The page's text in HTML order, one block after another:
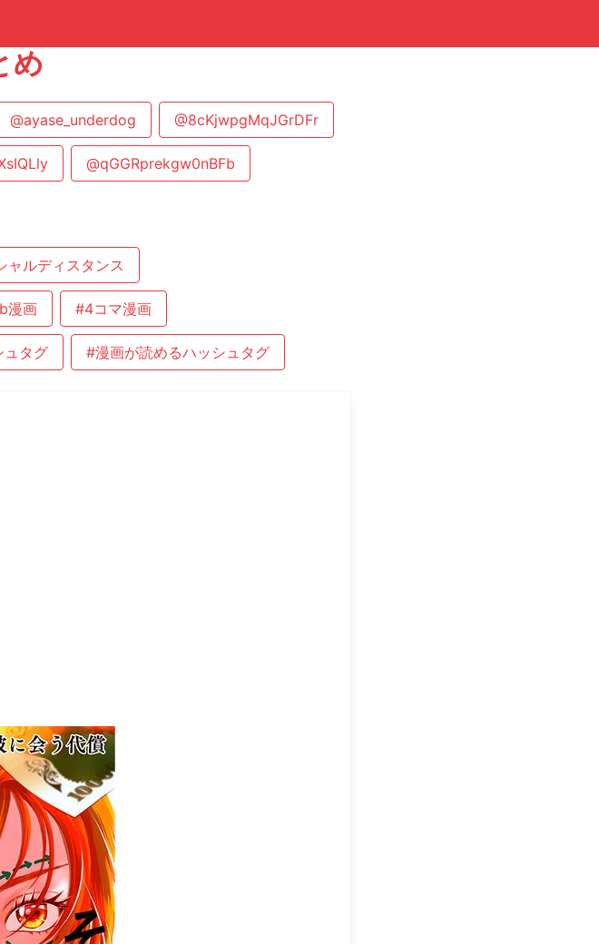
め
@ayase_underdog @8cKjwpgMqJGrDFr
@qGGRprekgw0nBFb
ャルディスタンス
漫画 #4コマ漫画
ュタグ #漫画が読めるハッシュタグ